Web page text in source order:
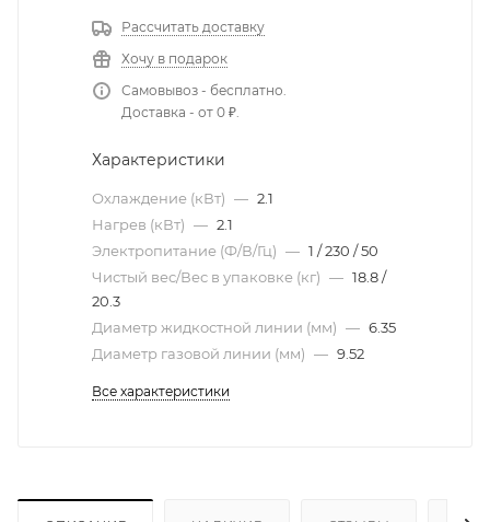
Рассчитать доставку
Хочу в подарок
Самовывоз - бесплатно.
Доставка - от 0 ₽.
Характеристики
Охлаждение (кВт) — 2.1
Нагрев (кВт) — 2.1
Электропитание (Ф/В/Гц) — 1 / 230 / 50
Чистый вес/Вес в упаковке (кг) — 18.8 /
20.3
Диаметр жидкостной линии (мм) — 6.35
Диаметр газовой линии (мм) — 9.52
Все характеристики